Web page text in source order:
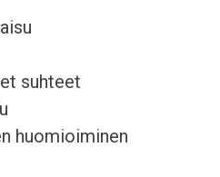
suhteet
huomioiminen